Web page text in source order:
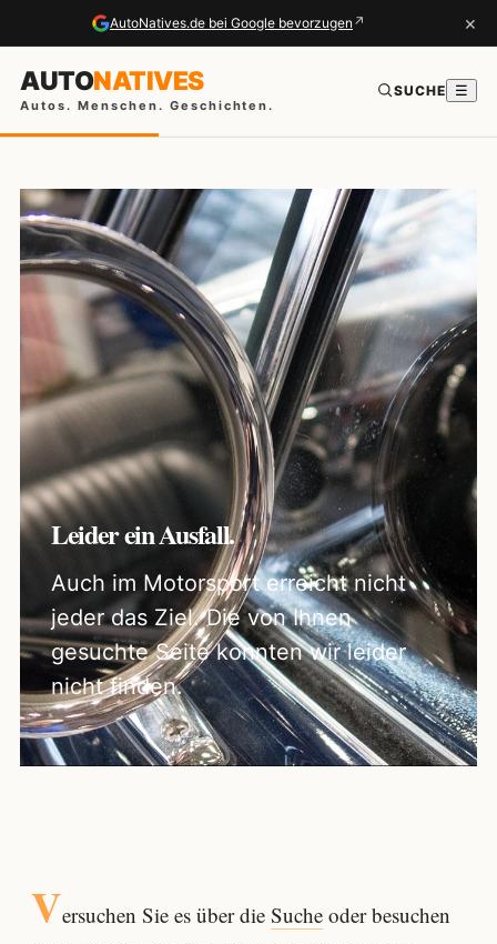
AutoNatives.de bei Google bevorzugen ↗ ×
AUTONATIVES
Autos. Menschen. Geschichten.
SUCHE ☰
Leider ein Ausfall.
Auch im Motorsport erreicht nicht
jeder das Ziel. Die von Ihnen
gesuchte Seite konnten wir leider
nicht finden.
Versuchen Sie es über die Sucheoder besuchen